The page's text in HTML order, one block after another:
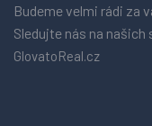
Budeme velmi rádi za
Sledujte nás na
GlovatoReal.cz